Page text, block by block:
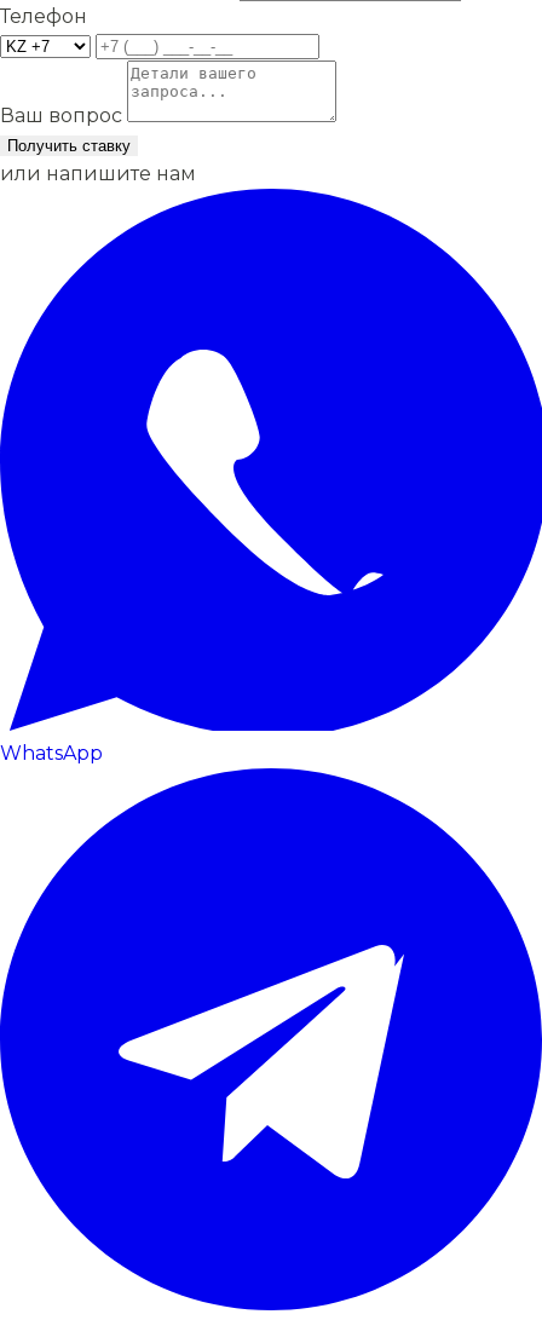
Телефон
Ваш вопрос
Получить ставку
или напишите нам
WhatsApp